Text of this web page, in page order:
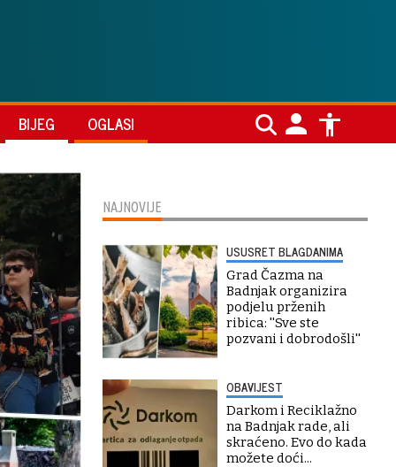
BIJEG OGLASI
NAJNOVIJE
USUSRET BLAGDANIMA
Grad Čazma na
Badnjak organizira
podjelu prženih
ribica: ''Sve ste
pozvani i dobrodošli''
OBAVIJEST
Darkom i Reciklažno
na Badnjak rade, ali
skraćeno. Evo do kada
možete doći...